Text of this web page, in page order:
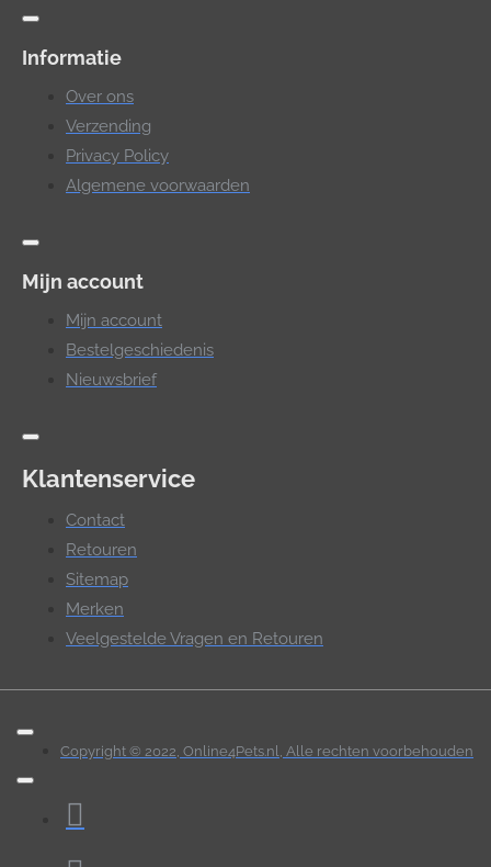
Informatie
Over ons
Verzending
Privacy Policy
Algemene voorwaarden
Mijn account
Mijn account
Bestelgeschiedenis
Nieuwsbrief
Klantenservice
Contact
Retouren
Sitemap
Merken
Veelgestelde Vragen en Retouren
Copyright © 2022, Online4Pets.nl, Alle rechten voorbehouden